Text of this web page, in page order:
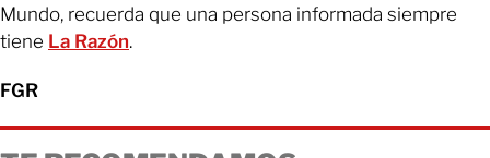
Mundo, recuerda que una persona informada siempre
tiene La Razón.
FGR